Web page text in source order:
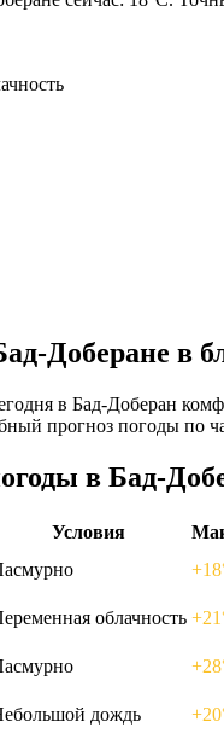
Доберане в
в Бад-Доберан
прогноз погоды по
в Бад-
Условия
облачность
дождь